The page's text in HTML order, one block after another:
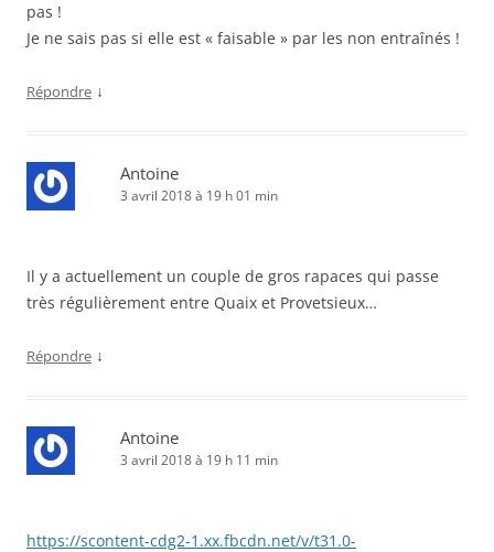
pas !
Je ne sais pas si elle est « faisable » par les non entraînés !
Répondre ↓
Antoine
3 avril 2018 à 19 h 01 min
Il y a actuellement un couple de gros rapaces qui passe
très régulièrement entre Quaix et Provetsieux…
Répondre ↓
Antoine
3 avril 2018 à 19 h 11 min
https://scontent-cdg2-1.xx.fbcdn.net/v/t31.0-